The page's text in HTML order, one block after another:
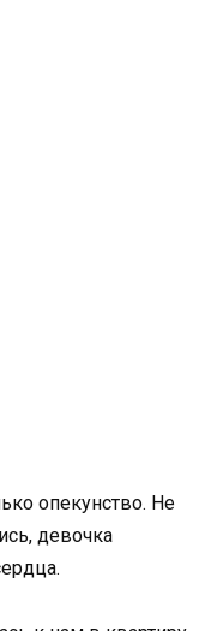
опекунство. Не
девочка